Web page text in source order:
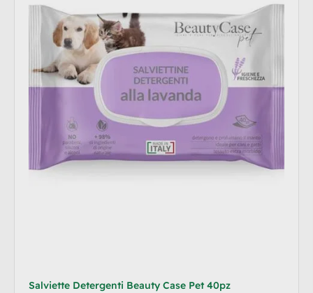
Salviette Detergenti Beauty Case Pet 40pz